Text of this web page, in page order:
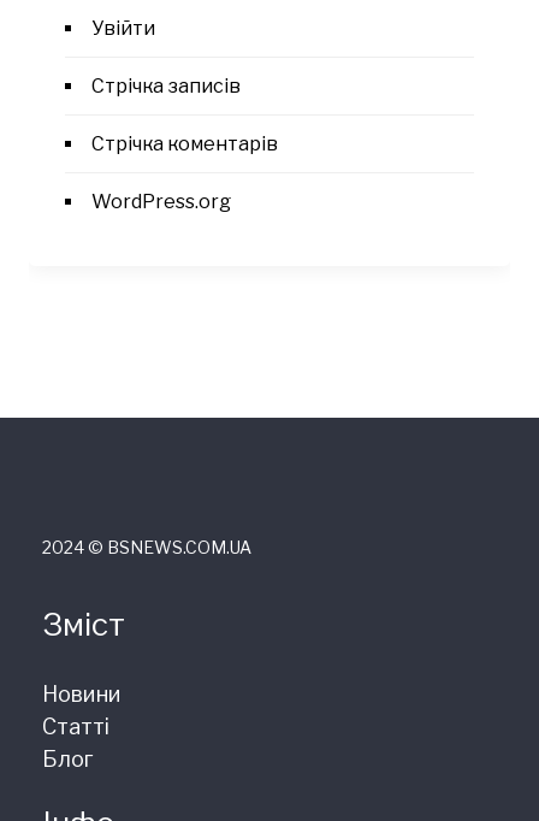
Увійти
Стрічка записів
Стрічка коментарів
WordPress.org
2024 © ВSNEWS.COM.UA
Зміст
Новини
Статті
Блог